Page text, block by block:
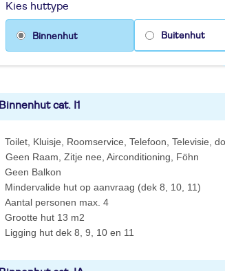
Kies huttype
Binnenhut Buitenhut
Binnenhut cat. I1
Toilet, Kluisje, Roomservice, Telefoon, Televisie,
Geen Raam, Zitje nee, Airconditioning, Föhn
Geen Balkon
Mindervalide hut op aanvraag (dek 8, 10, 11)
Aantal personen max. 4
Grootte hut 13 m2
Ligging hut dek 8, 9, 10 en 11